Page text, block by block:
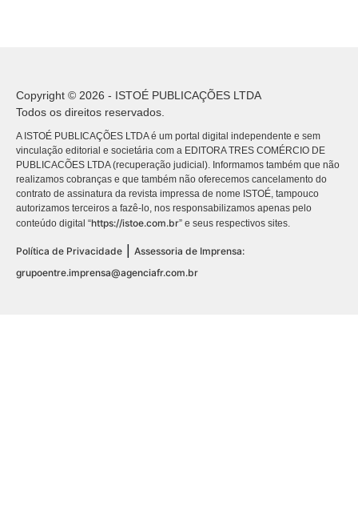
Copyright © 2026 - ISTOÉ PUBLICAÇÕES LTDA
Todos os direitos reservados.
A ISTOÉ PUBLICAÇÕES LTDA é um portal digital independente e sem
vinculação editorial e societária com a EDITORA TRES COMÉRCIO DE
PUBLICACÕES LTDA (recuperação judicial). Informamos também que não
realizamos cobranças e que também não oferecemos cancelamento do
contrato de assinatura da revista impressa de nome ISTOÉ, tampouco
autorizamos terceiros a fazê-lo, nos responsabilizamos apenas pelo
conteúdo digital “https://istoe.com.br” e seus respectivos sites.
Política de Privacidade
Assessoria de Imprensa:
grupoentre.imprensa@agenciafr.com.br